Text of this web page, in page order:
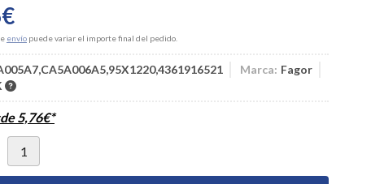
€
envío puede variar el importe final del pedido.
Marca: Fagor
5,76€*